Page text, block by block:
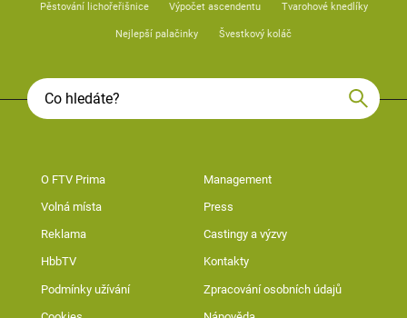
Pěstování lichořeřišnice Výpočet ascendentu Tvarohové knedlíky
Nejlepší palačinky Švestkový koláč
O FTV Prima Management
Volná místa Press
Reklama Castingy a výzvy
HbbTV Kontakty
Podmínky užívání Zpracování osobních údajů